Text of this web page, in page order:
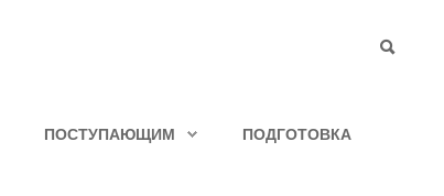
ПОСТУПАЮЩИМ ПОДГОТОВКА